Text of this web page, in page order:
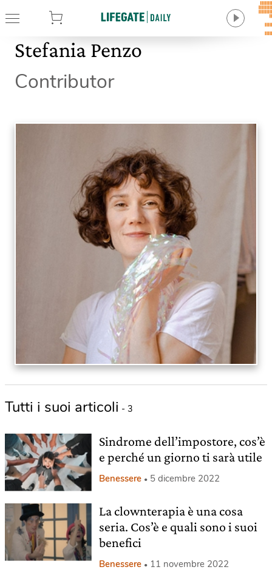
Stefania Penzo
Contributor
Tutti i suoi articoli - 3
Sindrome dell’impostore, cos’è
e perché un giorno ti sarà utile
Benessere 5 dicembre 2022
La clownterapia è una cosa
seria. Cos’è e quali sono i suoi
benefici
Benessere 11 novembre 2022